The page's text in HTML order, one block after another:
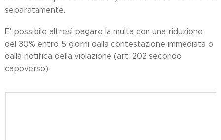
separatamente.
E' possibile altresì pagare la multa con una riduzione
del 30% entro 5 giorni dalla contestazione immediata o
dalla notifica della violazione (art. 202 secondo
capoverso).